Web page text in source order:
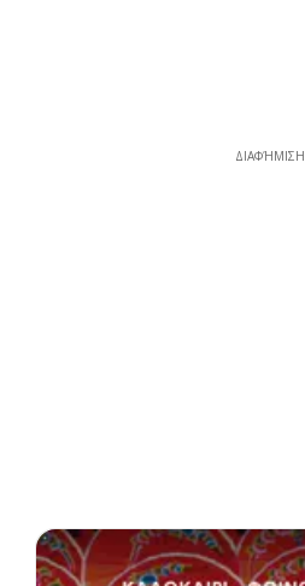
ΔΙΑΦΉΜΙΣΗ